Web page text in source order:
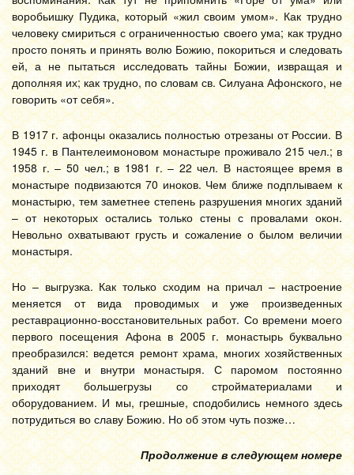
воробьишку Пудика, который «жил своим умом». Как трудно
человеку смириться с ограниченностью своего ума; как трудно
просто понять и принять волю Божию, покориться и следовать
ей, а не пытаться исследовать тайны Божии, извращая и
дополняя их; как трудно, по словам св. Силуана Афонского, не
говорить «от себя».
В 1917 г. афонцы оказались полностью отрезаны от России. В
1945 г. в Пантелеимоновом монастыре проживало 215 чел.; в
1958 г. – 50 чел.; в 1981 г. – 22 чел. В настоящее время в
монастыре подвизаются 70 иноков. Чем ближе подплываем к
монастырю, тем заметнее степень разрушения многих зданий
– от некоторых остались только стены с провалами окон.
Невольно охватывают грусть и сожаление о былом величии
монастыря.
Но – выгрузка. Как только сходим на причал – настроение
меняется от вида проводимых и уже произведенных
реставрационно-восстановительных работ. Со времени моего
первого посещения Афона в 2005 г. монастырь буквально
преобразился: ведется ремонт храма, многих хозяйственных
зданий вне и внутри монастыря. С паромом постоянно
приходят большегрузы со стройматериалами и
оборудованием. И мы, грешные, сподобились немного здесь
потрудиться во славу Божию. Но об этом чуть позже…
Продолжение в следующем номере